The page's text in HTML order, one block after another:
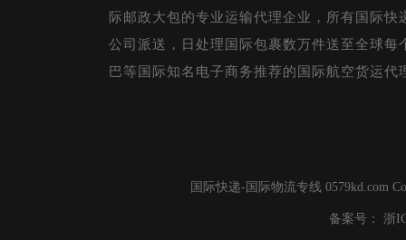
际邮政大包的专业运输代理企业，所有国际快
公司派送，日处理国际包裹数万件送至全球每
巴等国际知名电子商务推荐的国际航空货运代
国际快递-国际物流专线 0579kd.com
备案号： 浙